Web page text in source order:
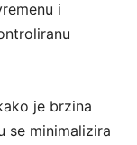
i
je brzina
se minimalizira